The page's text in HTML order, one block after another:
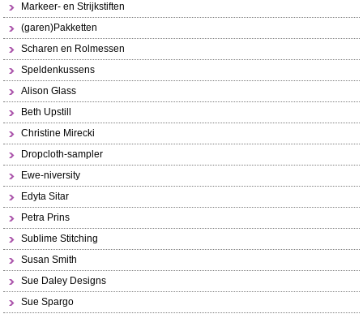
Markeer- en Strijkstiften
(garen)Pakketten
Scharen en Rolmessen
Speldenkussens
Alison Glass
Beth Upstill
Christine Mirecki
Dropcloth-sampler
Ewe-niversity
Edyta Sitar
Petra Prins
Sublime Stitching
Susan Smith
Sue Daley Designs
Sue Spargo